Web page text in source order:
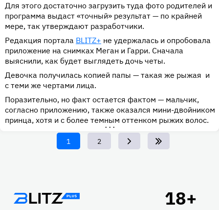
Для этого достаточно загрузить туда фото родителей и
программа выдаст «точный» результат — по крайней
мере, так утверждают разработчики.
Редакция портала BLITZ+ не удержалась и опробовала
приложение на снимках Меган и Гарри. Сначала
выяснили, как будет выглядеть дочь четы.
Девочка получилась копией папы — такая же рыжая и
с теми же чертами лица.
Поразительно, но факт остается фактом — мальчик,
согласно приложению, также оказался мини-двойником
принца, хотя и с более темным оттенком рыжих волос.
•••
Текущая
страница
1 Page
2
Подвал